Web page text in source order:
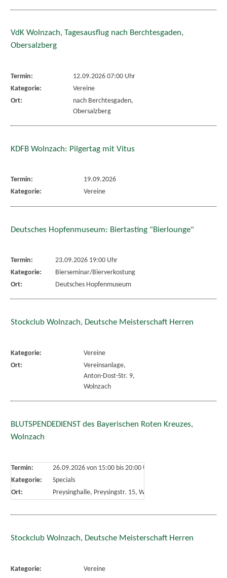
VdK Wolnzach, Tagesausflug nach Berchtesgaden,
Obersalzberg
Termin:
12.09.2026 07:00 Uhr
Kategorie:
Vereine
Ort:
nach Berchtesgaden,
Obersalzberg
KDFB Wolnzach: Pilgertag mit Vitus
Termin:
19.09.2026
Kategorie:
Vereine
Deutsches Hopfenmuseum: Biertasting "Bierlounge"
Termin:
23.09.2026 19:00 Uhr
Kategorie:
Bierseminar/Bierverkostung
Ort:
Deutsches Hopfenmuseum
Stockclub Wolnzach, Deutsche Meisterschaft Herren
Kategorie:
Vereine
Ort:
Vereinsanlage,
Anton-Dost-Str. 9,
Wolnzach
BLUTSPENDEDIENST des Bayerischen Roten Kreuzes,
Wolnzach
Termin: 26.09.2026 von 15:00bis 20:00 Uhr
Kategorie:
Specials
Ort:
Preysinghalle, Preysingstr. 15, Wolnzach
Stockclub Wolnzach, Deutsche Meisterschaft Herren
Kategorie:
Vereine